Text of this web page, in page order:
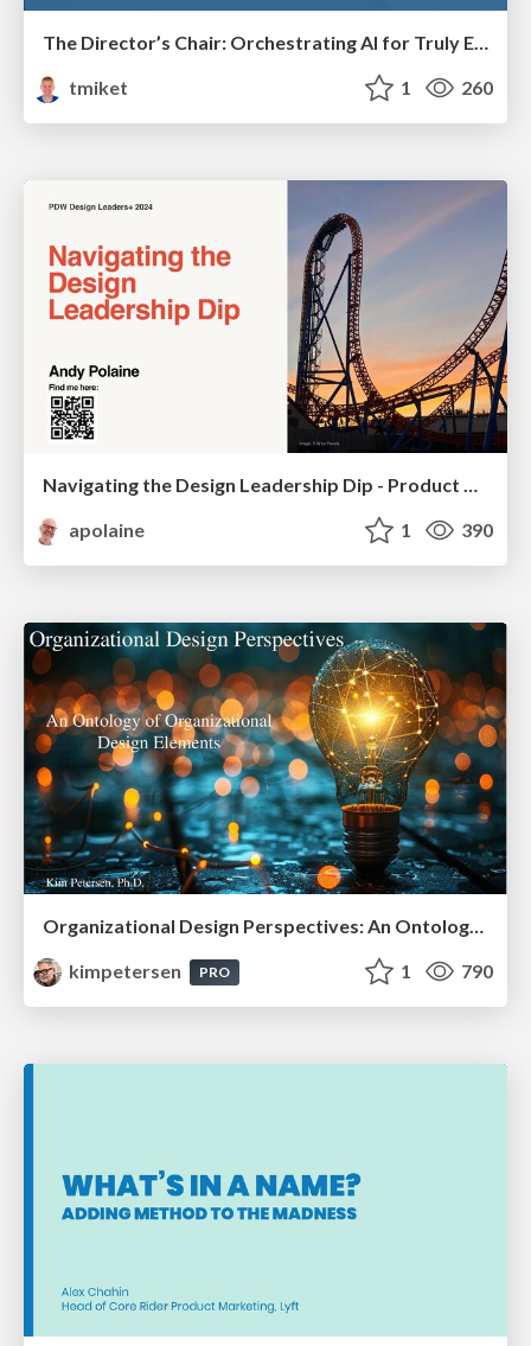
The Director’s Chair: Orchestrating AI for Truly Effective Learning
tmiket
1 260
Navigating the Design Leadership Dip - Product Design Week Design Leaders+ Conference 2024
apolaine
1 390
Organizational Design Perspectives: An Ontology of Organizational Design Elements
kimpetersen
PRO 1 790